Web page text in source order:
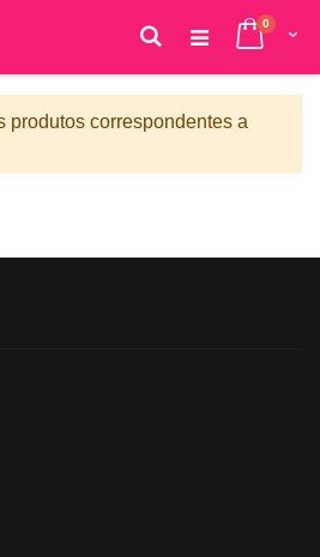
Cart
0 itens
Pesquisa
produtos correspondentes a